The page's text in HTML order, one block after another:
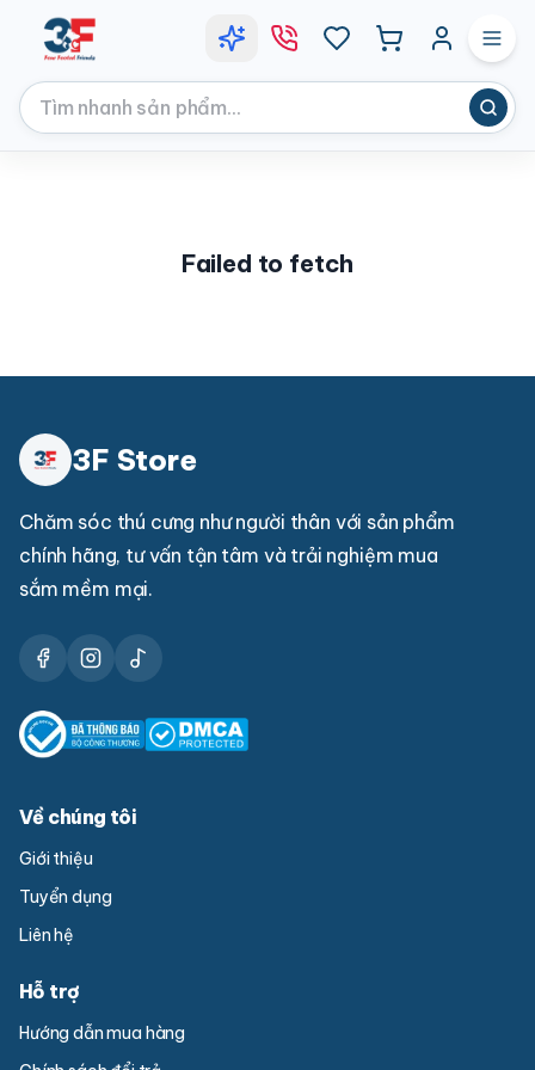
Failed to fetch
3F Store
Chăm sóc thú cưng như người thân với sản phẩm
chính hãng, tư vấn tận tâm và trải nghiệm mua
sắm mềm mại.
Về chúng tôi
Giới thiệu
Tuyển dụng
Liên hệ
Hỗ trợ
Hướng dẫn mua hàng